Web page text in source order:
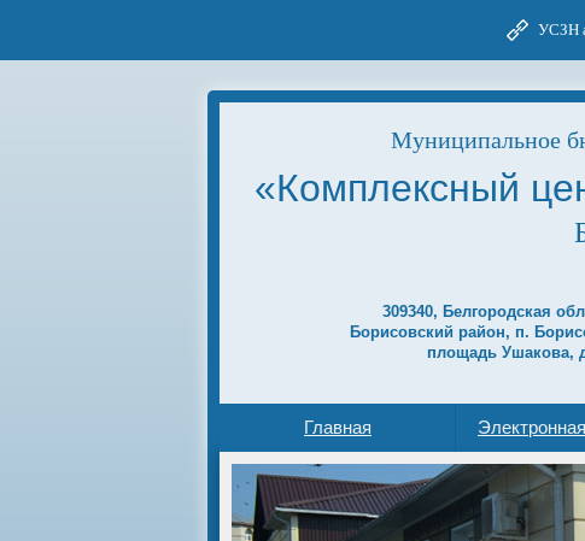
УСЗН
Муниципальное
«Комплексный
309340, Белгородская
Борисовский район, п.
площадь Ушакова,
Главная